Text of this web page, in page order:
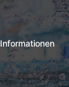
Informationen